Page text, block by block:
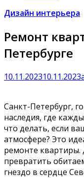
Дизайн интерьера
Ремонт
Петербурге
10.11.202310.11.2023
Санкт-Петербург,
наследия, где
что делать, если
атмосфере? Это
ремонте квартиры.
превратить
гнездо в сердце